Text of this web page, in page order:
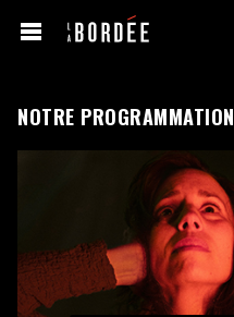
NOTRE PROGRAMMATION